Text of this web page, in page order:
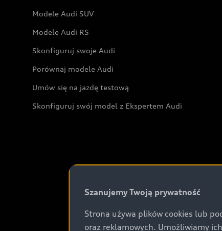
Modele Audi SUV
Modele Audi RS
Skonfiguruj swoje Audi
Porównaj modele Audi
Umów się na jazdę testową
Skonfiguruj swój model z Ekspertem Audi
Szanujemy Twoją prywatność
Strona używa plików cookies lub
oraz reklamowych. Umożliwiamy